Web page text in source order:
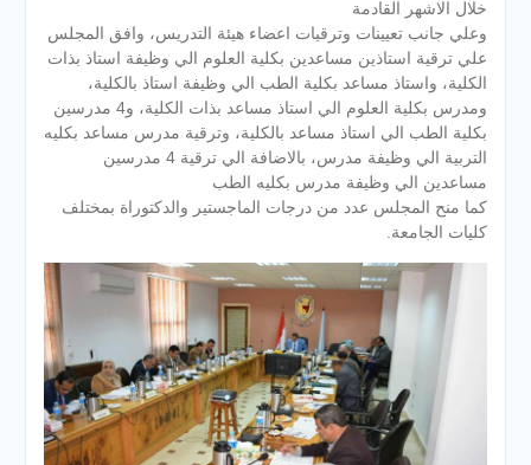
خلال الاشهر القادمة
وعلي جانب تعيينات وترقيات اعضاء هيئة التدريس، وافق المجلس
علي ترقية استاذين مساعدين بكلية العلوم الي وظيفة استاذ بذات
الكلية، واستاذ مساعد بكلية الطب الي وظيفة استاذ بالكلية،
ومدرس بكلية العلوم الي استاذ مساعد بذات الكلية، و4 مدرسين
بكلية الطب الي استاذ مساعد بالكلية، وترقية مدرس مساعد بكليه
التربية الي وظيفة مدرس، بالاضافة الي ترقية 4 مدرسين
مساعدين الي وظيفة مدرس بكليه الطب
كما منح المجلس عدد من درجات الماجستير والدكتوراة بمختلف
كليات الجامعة.